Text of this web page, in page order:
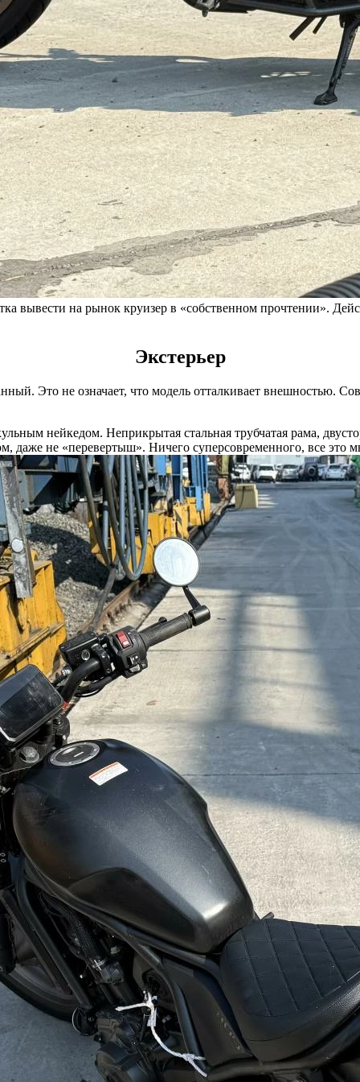
вывести на рынок круизер в «собственном прочтении».
Экстерьер
Это не означает, что модель отталкивает внешностью.
нейкедом. Неприкрытая стальная трубчатая рама,
даже не «перевертыш». Ничего суперсовременного, все это